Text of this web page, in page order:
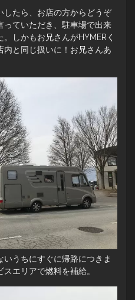
したら、お店の方からどうぞ
っていただき、駐車場で出来
しかもお兄さんがHYMERく
内と同じ扱いに！お兄さんあ
うちにすぐに帰路につきま
エリアで燃料を補給。